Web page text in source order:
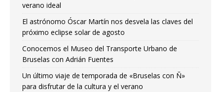
verano ideal
El astrónomo Óscar Martín nos desvela las claves del
próximo eclipse solar de agosto
Conocemos el Museo del Transporte Urbano de
Bruselas con Adrián Fuentes
Un último viaje de temporada de «Bruselas con Ñ»
para disfrutar de la cultura y el verano